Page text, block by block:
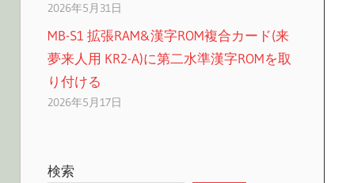
2026年5月31日
MB-S1 拡張RAM&漢字ROM複合カード(来
夢来人用 KR2-A)に第二水準漢字ROMを取
り付ける
2026年5月17日
検索